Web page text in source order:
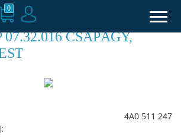
0
07.32.016 CSAPÁGY,
4A0 511 247